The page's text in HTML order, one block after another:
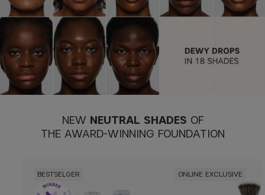
NEW NEUTRAL SHADES OF
THE AWARD-WINNING FOUNDATION
BESTSELGER ONLINE EXCLUSIVE